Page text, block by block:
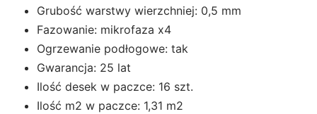
Grubość warstwy wierzchniej: 0,5 mm
Fazowanie: mikrofaza x4
Ogrzewanie podłogowe: tak
Gwarancja: 25 lat
Ilość desek w paczce: 16 szt.
Ilość m2 w paczce: 1,31 m2